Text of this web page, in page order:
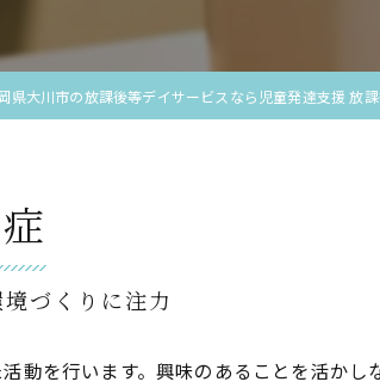
県大川市の放課後等デイサービスなら児童発達支援 放
づくりに注力
動を行います。興味のあることを活かし